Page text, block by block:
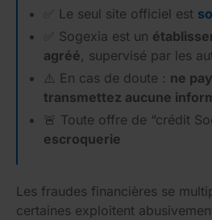
✅ Le seul site officiel est
✅ Sogexia est un
agréé, supervisé par les
⚠️ En cas de doute : ne
transmettez aucune
🚨 Toute offre de “crédit
escroquerie
Les fraudes financières se
certaines exploitent